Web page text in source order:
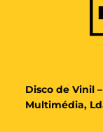
Disco de Vinil
Multimédia,